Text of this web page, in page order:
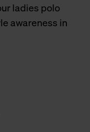
ladies polo
awareness in